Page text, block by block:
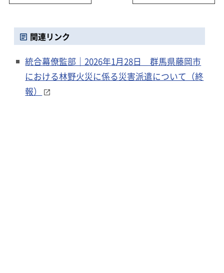
関連リンク
統合幕僚監部｜2026年1月28日 群馬県藤岡市
における林野火災に係る災害派遣について（終
報）